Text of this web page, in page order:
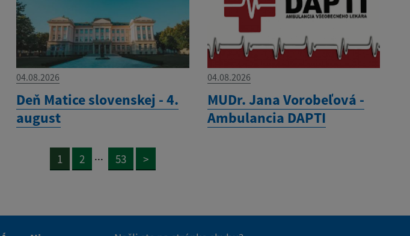
04.08.2026
Deň Matice slovenskej - 4.
august
04.08.2026
MUDr. Jana Vorobeľová -
Ambulancia DAPTI
1 2 ... 53 >